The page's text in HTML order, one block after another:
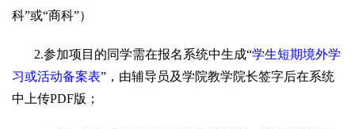
科”或“商科”）
2.参加项目的同学需在报名系统中生成“学生短期境外学
习或活动备案表”，由辅导员及学院教学院长签字后在系统
中上传PDF版；